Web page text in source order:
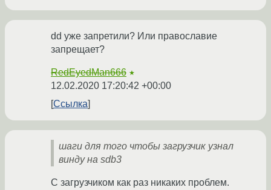
dd уже запретили? Или православие
запрещает?
RedEyedMan666 ★
12.02.2020 17:20:42 +00:00
Ссылка
шаги для того чтобы загрузчик узнал
винду на sdb3
С загрузчиком как раз никаких проблем.